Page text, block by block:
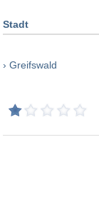
Stadt
› Greifswald